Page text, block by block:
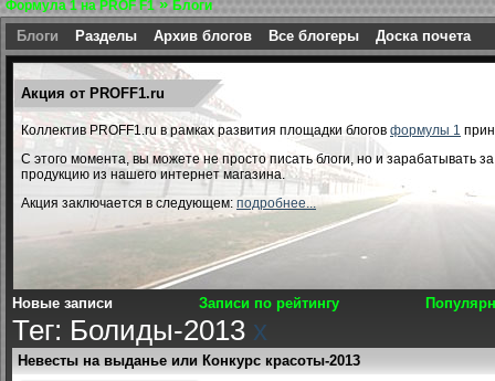
Формула 1 на PROF F1 » Блоги
Блоги Разделы Архив блогов Все блогеры Доска почета
Акция от PROFF1.ru
Коллектив PROFF1.ru в рамках развития площадки блогов формулы 1
С этого момента, вы можете не просто писать блоги, но и зарабатывать
продукцию из нашего интернет магазина.
Акция заключается в следующем: подробнее...
Новые записи Записи по рейтингу
Тег: Болиды-2013 x
Невесты на выданье или Конкурс красоты-2013